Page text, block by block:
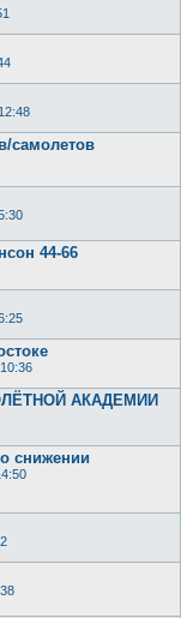
самолетов
44-66
АКАДЕМИИ
снижении